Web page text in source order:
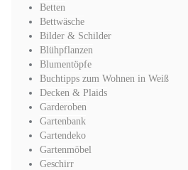
Betten
Bettwäsche
Bilder & Schilder
Blühpflanzen
Blumentöpfe
Buchtipps zum Wohnen in Weiß
Decken & Plaids
Garderoben
Gartenbank
Gartendeko
Gartenmöbel
Geschirr